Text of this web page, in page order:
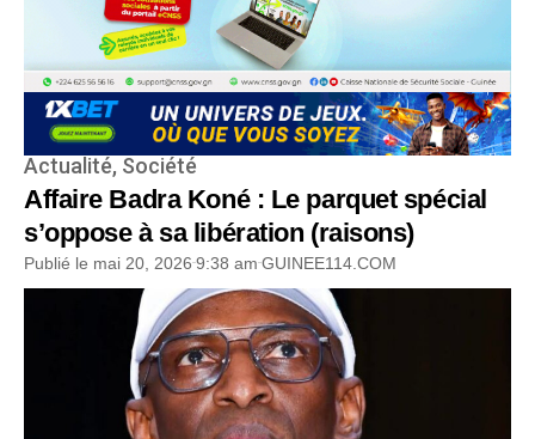
Actualité, Société
Affaire Badra Koné : Le parquet spécial
s’oppose à sa libération (raisons)
Publié le mai 20, 2026 9:38 am GUINEE114.COM